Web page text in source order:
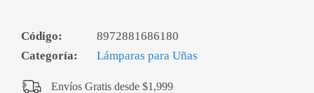
Código:
8972881686180
Categoría:
Lámparas para Uñas
Envíos Gratis desde $1,999